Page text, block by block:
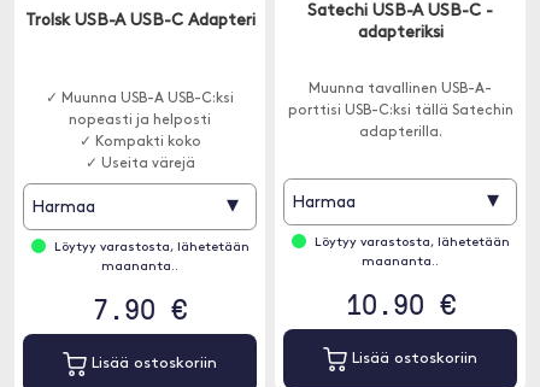
Trolsk USB-A USB-C Adapteri
✓ Muunna USB-A USB-C:ksi
nopeasti ja helposti
✓ Kompakti koko
✓ Useita värejä
Harmaa ▾
Löytyy varastosta, lähetetään
maananta..
7.90 €
Lisää ostoskoriin
Satechi USB-A USB-C -
adapteriksi
Muunna tavallinen USB-A-
porttisi USB-C:ksi tällä Satechin
adapterilla.
Harmaa ▾
Löytyy varastosta, lähetetään
maananta..
10.90 €
Lisää ostoskoriin